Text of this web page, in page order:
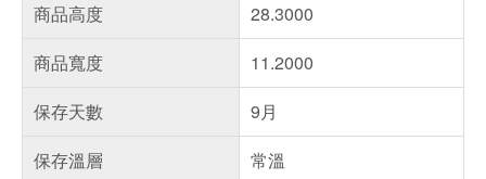
商品高度
28.3000
商品寬度
11.2000
保存天數
9月
保存溫層
常溫